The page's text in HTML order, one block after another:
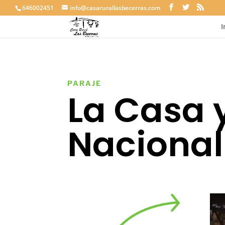
646002451 info@casarurallasbecerras.com
PARAJE
La Casa